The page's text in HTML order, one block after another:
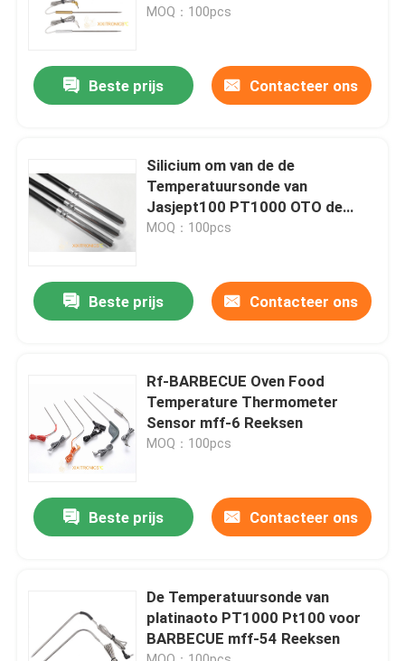
MOQ：100pcs
Beste prijs Contacteer ons
Silicium om van de de
Temperatuursonde van
Jasjept100 PT1000 OTO de
Sensor Snelle Reactie 0,3
MOQ：100pcs
Beste prijs Contacteer ons
Rf-BARBECUE Oven Food
Temperature Thermometer
Sensor mff-6 Reeksen
MOQ：100pcs
Beste prijs Contacteer ons
De Temperatuursonde van
platinaoto PT1000 Pt100 voor
BARBECUE mff-54 Reeksen